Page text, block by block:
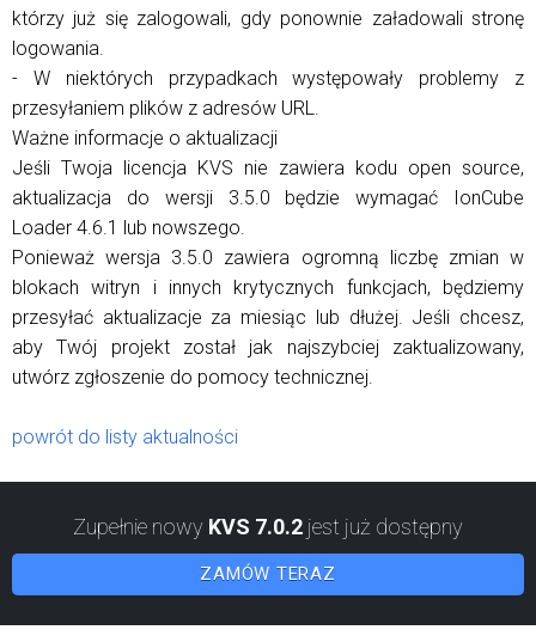
którzy już się zalogowali, gdy ponownie załadowali stronę
logowania.
- W niektórych przypadkach występowały problemy z
przesyłaniem plików z adresów URL.
Ważne informacje o aktualizacji
Jeśli Twoja licencja KVS nie zawiera kodu open source,
aktualizacja do wersji 3.5.0 będzie wymagać IonCube
Loader 4.6.1 lub nowszego.
Ponieważ wersja 3.5.0 zawiera ogromną liczbę zmian w
blokach witryn i innych krytycznych funkcjach, będziemy
przesyłać aktualizacje za miesiąc lub dłużej. Jeśli chcesz,
aby Twój projekt został jak najszybciej zaktualizowany,
utwórz zgłoszenie do pomocy technicznej.
powrót do listy aktualności
Zupełnie nowy KVS 7.0.2 jest już dostępny
ZAMÓW TERAZ